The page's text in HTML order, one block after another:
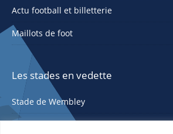
Actu football et billetterie
Maillots de foot
Les stades en vedette
Stade de Wembley